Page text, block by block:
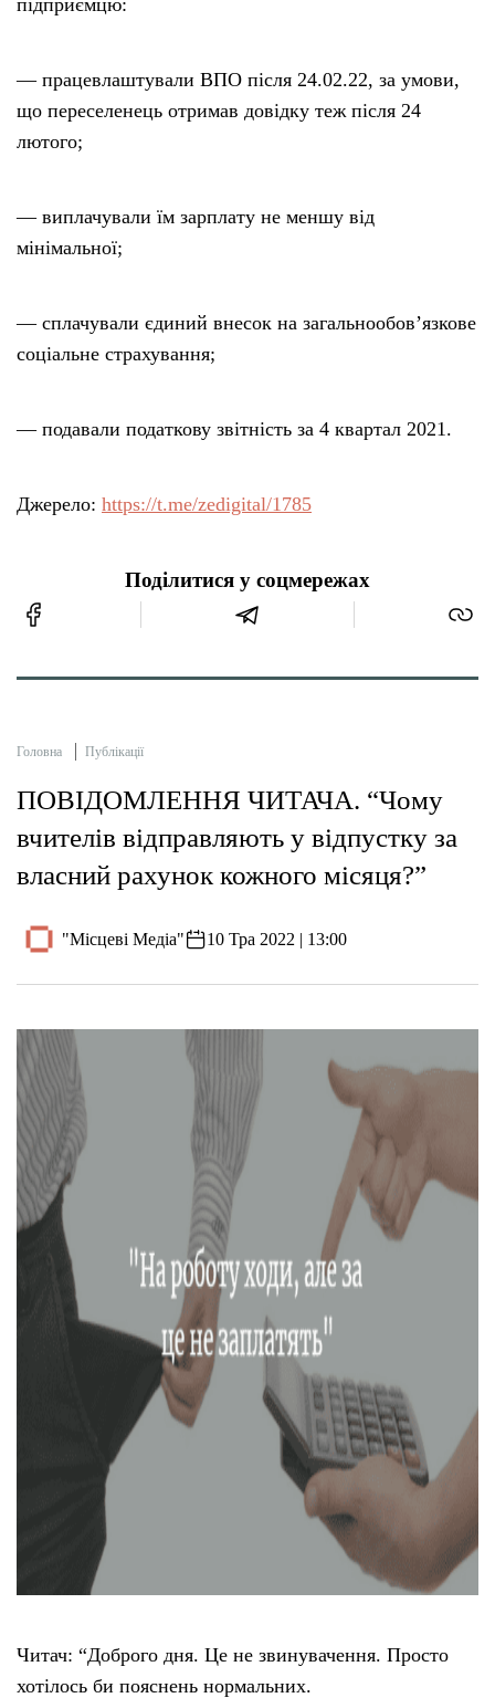
підприємцю:
— працевлаштували ВПО після 24.02.22, за умови,
що переселенець отримав довідку теж після 24
лютого;
— виплачували їм зарплату не меншу від
мінімальної;
— сплачували єдиний внесок на загальнообов’язкове
соціальне страхування;
— подавали податкову звітність за 4 квартал 2021.
Джерело: https://t.me/zedigital/1785
Поділитися у соцмережах
Головна Публікації
ПОВІДОМЛЕННЯ ЧИТАЧА. “Чому
вчителів відправляють у відпустку за
власний рахунок кожного місяця?”
"Місцеві Медіа" 10 Тра 2022 | 13:00
Читач: “Доброго дня. Це не звинувачення. Просто
хотілось би пояснень нормальних.